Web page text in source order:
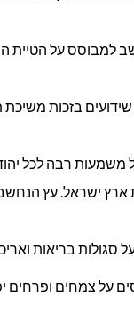
למבוסס על הטיית
בזכות
רבה לכל
ישראל. עץ הנחשב
בריאות
על צמחים ופרחים